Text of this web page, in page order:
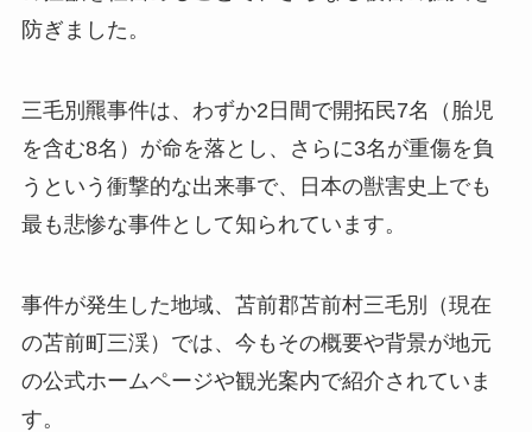
防ぎました。
三毛別羆事件は、わずか2日間で開拓民7名（胎児
を含む8名）が命を落とし、さらに3名が重傷を負
うという衝撃的な出来事で、日本の獣害史上でも
最も悲惨な事件として知られています。
事件が発生した地域、苫前郡苫前村三毛別（現在
の苫前町三渓）では、今もその概要や背景が地元
の公式ホームページや観光案内で紹介されていま
す。